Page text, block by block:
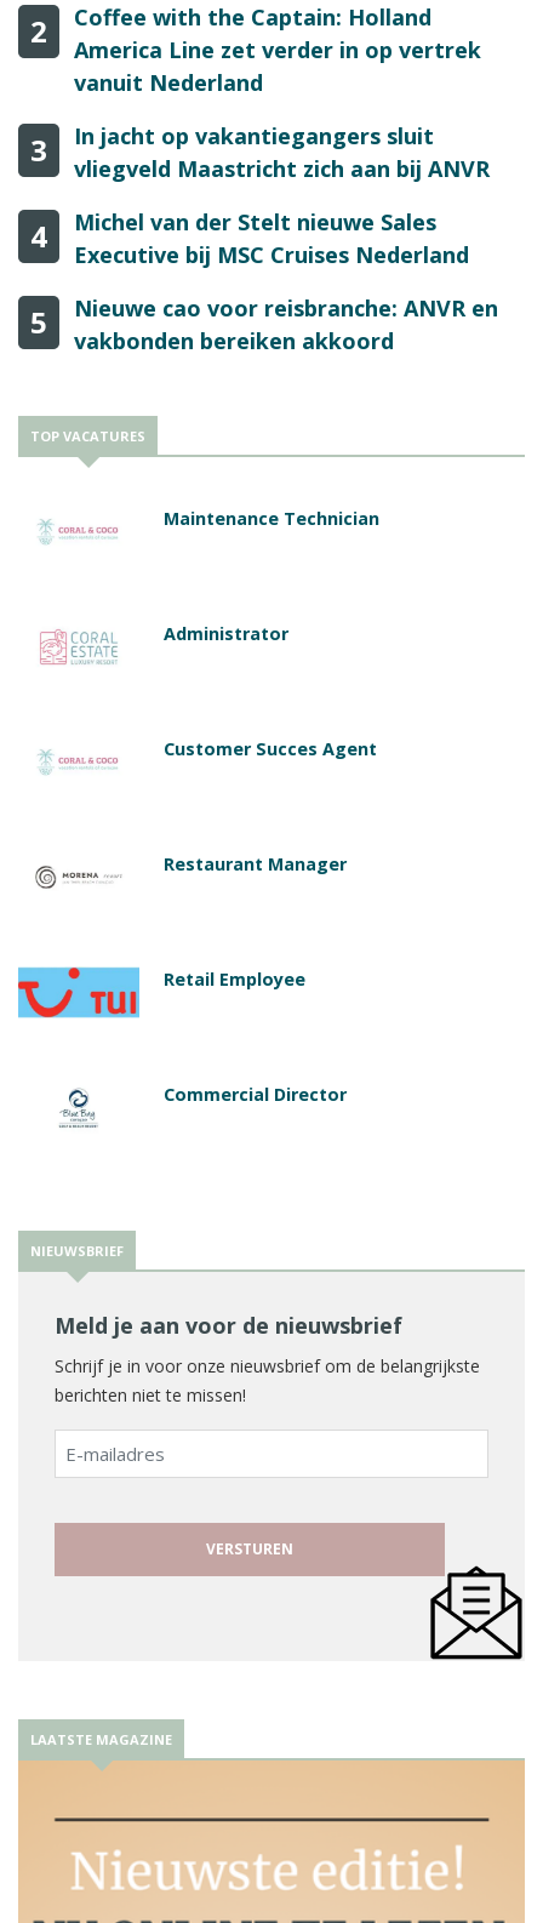
2
Coffee with the Captain: Holland
America Line zet verder in op vertrek
vanuit Nederland
3
In jacht op vakantiegangers sluit
vliegveld Maastricht zich aan bij ANVR
4
Michel van der Stelt nieuwe Sales
Executive bij MSC Cruises Nederland
5
Nieuwe cao voor reisbranche: ANVR en
vakbonden bereiken akkoord
TOP VACATURES
Maintenance Technician
Administrator
Customer Succes Agent
Restaurant Manager
Retail Employee
Commercial Director
NIEUWSBRIEF
Meld je aan voor de nieuwsbrief
Schrijf je in voor onze nieuwsbrief om de belangrijkste
berichten niet te missen!
E-
mailadres
LAATSTE MAGAZINE